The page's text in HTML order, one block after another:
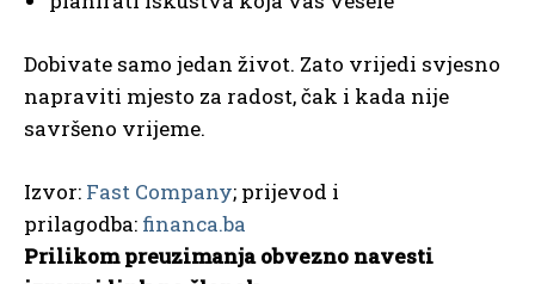
Dobivate samo jedan život. Zato vrijedi svjesno
napraviti mjesto za radost, čak i kada nije
savršeno vrijeme.
Izvor: Fast Company; prijevod i
prilagodba: financa.ba
Prilikom preuzimanja obvezno navesti